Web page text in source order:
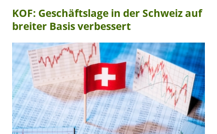
KOF: Geschäftslage in der Schweiz auf
breiter Basis verbessert